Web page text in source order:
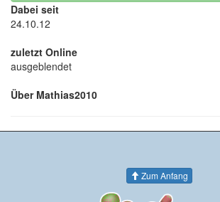
Dabei seit
24.10.12
zuletzt Online
ausgeblendet
Über Mathias2010
Zum Anfang